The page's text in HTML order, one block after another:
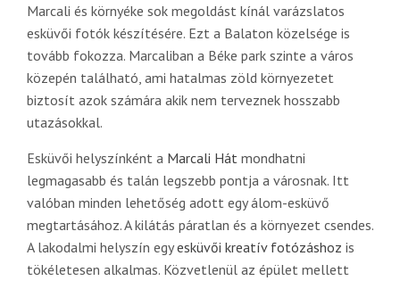
Marcali és környéke sok megoldást kínál varázslatos
esküvői fotók készítésére. Ezt a Balaton közelsége is
tovább fokozza. Marcaliban a Béke park szinte a város
közepén található, ami hatalmas zöld környezetet
biztosít azok számára akik nem terveznek hosszabb
utazásokkal.
Esküvői helyszínként a Marcali Hát mondhatni
legmagasabb és talán legszebb pontja a városnak. Itt
valóban minden lehetőség adott egy álom-esküvő
megtartásához. A kilátás páratlan és a környezet csendes.
A lakodalmi helyszín egyesküvői kreatív fotózáshoz is
tökéletesen alkalmas. Közvetlenül az épület mellett